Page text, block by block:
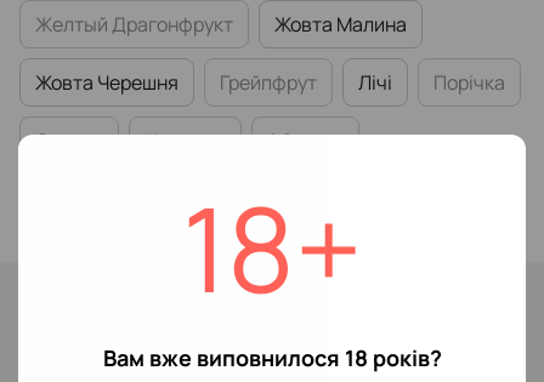
18+
Вам вже виповнилося 18 років?
Желтый Драгонфрукт Жовта Малина
Жовта Черешня Грейпфрут Лічі Порічка
Суниця Черешня Абрикос